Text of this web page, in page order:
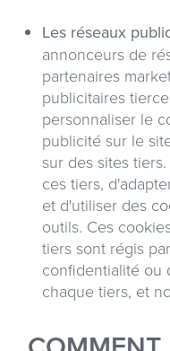
Les réseaux
annonceurs de
partenaires
publicitaires
personnaliser le
publicité sur le
sur des sites
ces tiers,
et d'utiliser des
outils. Ces
tiers sont régis
confidentialité ou
chaque tiers, et